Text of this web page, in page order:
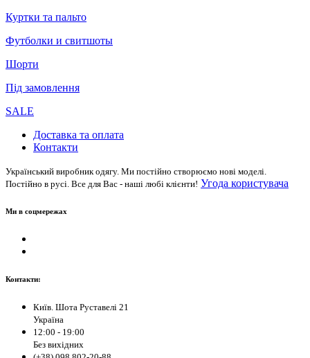
Куртки та пальто
Футболки и свитшоты
Шорти
Під замовлення
SALE
Доставка та оплата
Контакти
Український виробник одягу. Ми постійно створюємо нові моделі.
Постійно в русі. Все для Вас - наші любі клієнти! Угода користувача
Ми в соцмережах
Контакти:
Київ. Шота Руставелі 21
Україна
12:00 - 19:00
Без вихідних